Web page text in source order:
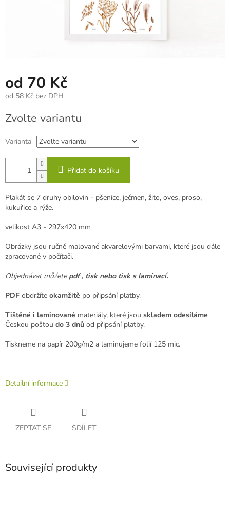
od 70 Kč
od 58 Kč bez DPH
cena:
Zvolte variantu
Varianta
Přidat do košíku
Plakát se 7 druhy obilovin - pšenice, ječmen, žito, oves, proso,
kukuřice a rýže.
velikost A3 - 297x420 mm
Obrázky jsou ručně malované akvarelovými barvami, které jsou dále
zpracované v počítači.
Objednávat můžetepdf , tisk nebo tisk s laminací.
PDF obdržíte okamžitě po připsání platby.
Tištěné i laminované materiály, které jsou skladem odesíláme
Českou poštou do 3 dnů od připsání platby.
Tiskneme na papír 200g/m2 a laminujeme folií 125 mic.
Detailní informace
ZEPTAT SE SDÍLET
Související produkty